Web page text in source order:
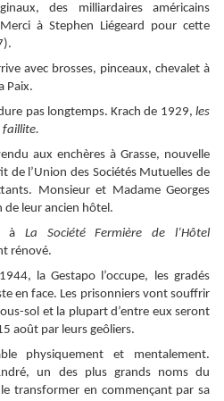
des milliardaires américains
à Stephen Liégeard pour cette
avec brosses, pinceaux, chevalet à
Paix.
pas longtemps. Krach de 1929,les
faillite.
aux enchères à Grasse, nouvelle
de l’Union des Sociétés Mutuelles de
Monsieur et Madame Georges
de leur ancien hôtel.
à La Société Fermière de l’Hôtel
rénové.
la Gestapo l’occupe, les gradés
en face. Les prisonniers vont souffrir
sol et la plupart d’entre eux seront
août par leurs geôliers.
physiquement et mentalement.
un des plus grands noms du
transformer en commençant par sa